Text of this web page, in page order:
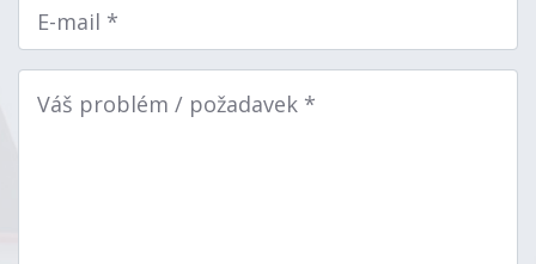
E-mail *
Váš problém / požadavek *